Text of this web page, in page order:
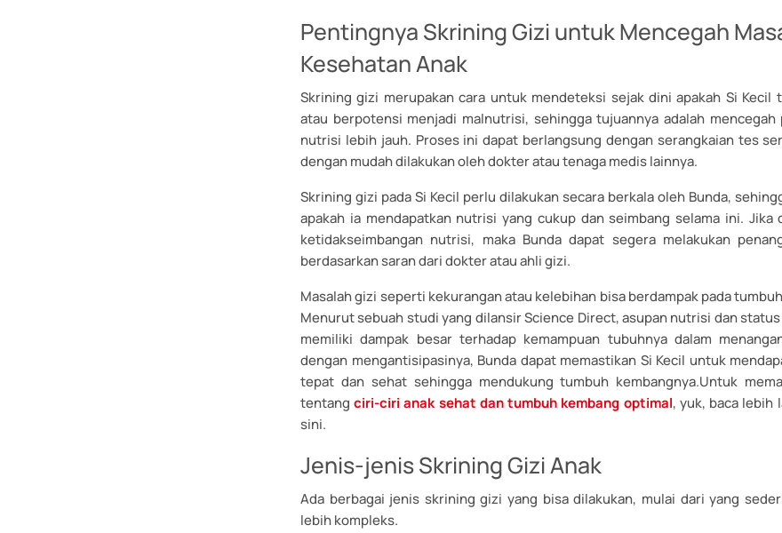
Pentingnya Skrining Gizi untuk Mencegah
Kesehatan Anak
Skrining gizi merupakan cara untuk mendeteksi sejak dini apakah Si Kecil
atau berpotensi menjadi malnutrisi, sehingga tujuannya adalah
nutrisi lebih jauh. Proses ini dapat berlangsung dengan serangkaian tes
dengan mudah dilakukan oleh dokter atau tenaga medis lainnya.
Skrining gizi pada Si Kecil perlu dilakukan secara berkala oleh Bunda,
apakah ia mendapatkan nutrisi yang cukup dan seimbang selama ini. Jika
ketidakseimbangan nutrisi, maka Bunda dapat segera melakukan
berdasarkan saran dari dokter atau ahli gizi.
Masalah gizi seperti kekurangan atau kelebihan bisa berdampak pada
Menurut sebuah studi yang dilansir Science Direct, asupan nutrisi dan
memiliki dampak besar terhadap kemampuan tubuhnya dalam
dengan mengantisipasinya, Bunda dapat memastikan Si Kecil untuk
tepat dan sehat sehingga mendukung tumbuh kembangnya.Untuk
tentangciri-ciri anak sehat dan tumbuh kembang optimal, yuk, baca lebih
sini.
Jenis-jenis Skrining Gizi Anak
Ada berbagai jenis skrining gizi yang bisa dilakukan, mulai dari yang
lebih kompleks.